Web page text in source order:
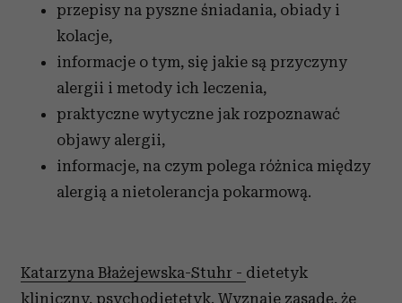
przepisy na pyszne śniadania, obiady i
kolacje,
informacje o tym, się jakie są przyczyny
alergii i metody ich leczenia,
praktyczne wytyczne jak rozpoznawać
objawy alergii,
informacje, na czym polega różnica między
alergią a nietolerancja pokarmową.
Katarzyna Błażejewska-Stuhr - dietetyk
kliniczny, psychodietetyk. Wyznaje zasadę, że